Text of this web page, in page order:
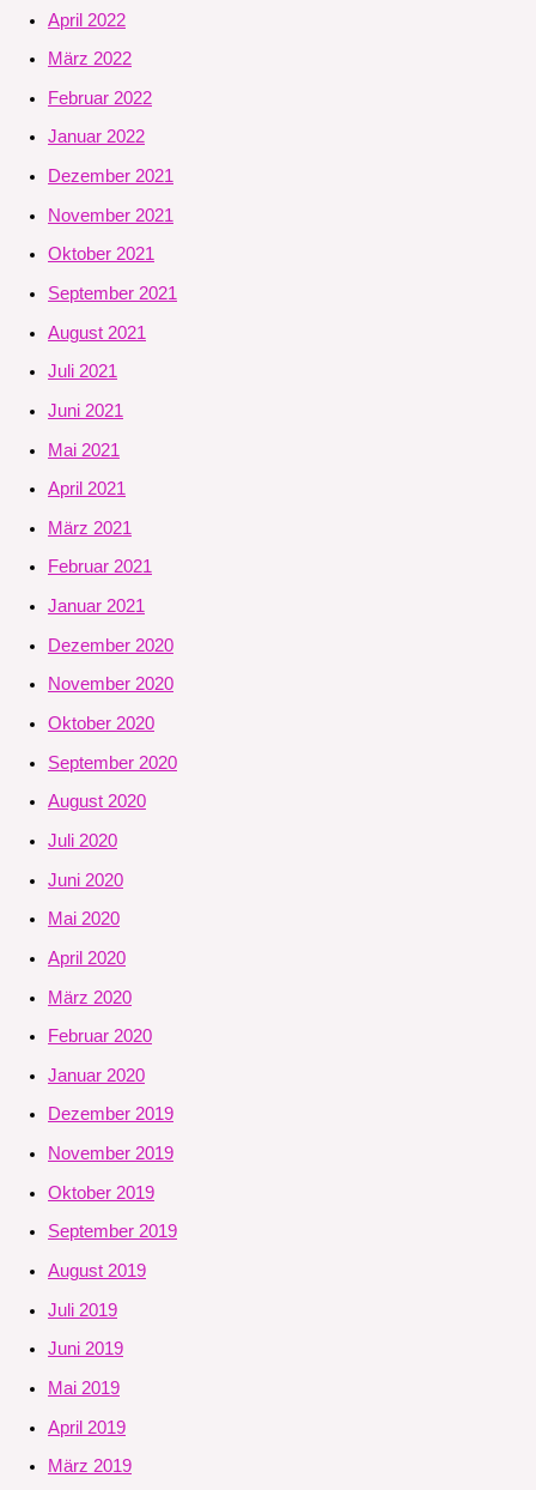
April 2022
März 2022
Februar 2022
Januar 2022
Dezember 2021
November 2021
Oktober 2021
September 2021
August 2021
Juli 2021
Juni 2021
Mai 2021
April 2021
März 2021
Februar 2021
Januar 2021
Dezember 2020
November 2020
Oktober 2020
September 2020
August 2020
Juli 2020
Juni 2020
Mai 2020
April 2020
März 2020
Februar 2020
Januar 2020
Dezember 2019
November 2019
Oktober 2019
September 2019
August 2019
Juli 2019
Juni 2019
Mai 2019
April 2019
März 2019